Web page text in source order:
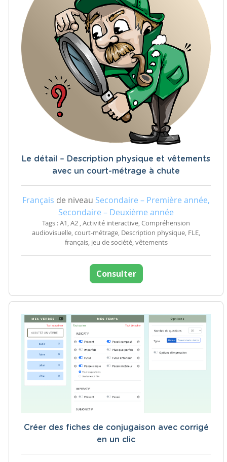
Le détail – Description physique et vêtements
avec un court-métrage à chute
Français de niveau Secondaire – Première année,
Secondaire – Deuxième année
Tags : A1, A2 , Activité interactive, Compréhension
audiovisuelle, court-métrage, Description physique, FLE,
français, jeu de société, vêtements
Consulter
Créer des fiches de conjugaison avec corrigé
en un clic